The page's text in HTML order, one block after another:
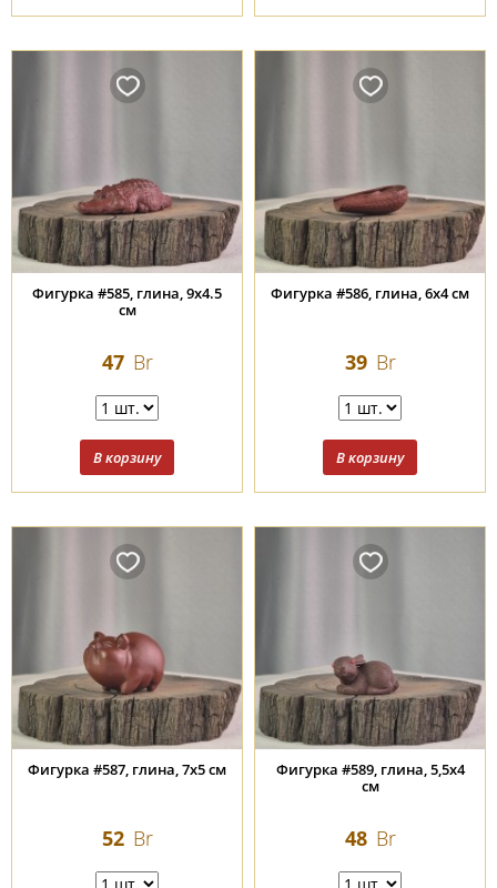
Фигурка #585, глина, 9х4.5
см
47 Br
Фигурка #586, глина, 6х4 см
39 Br
Фигурка #587, глина, 7х5 см
52 Br
Фигурка #589, глина, 5,5х4
см
48 Br